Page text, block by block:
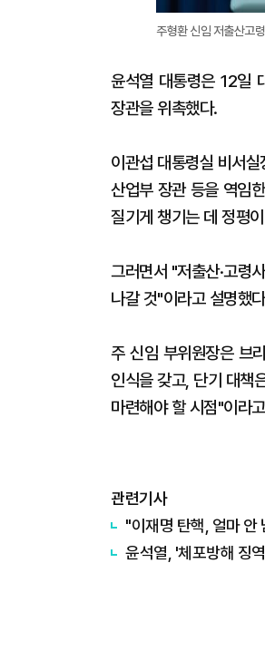
주형환 신임 저출산고
윤석열 대통령은 12일
장관을 위촉했다.
이관섭 대통령실 비서
산업부 장관 등을 역임
질기게 챙기는 데 정평
그러면서 "저출산·고령
나갈 것"이라고 설명했
주 신임 부위원장은 브
인식을 갖고, 단기 대책
마련해야 할 시점"이라
관련기사
"이재명 탄핵, 얼마 안
윤석열, '체포방해 징